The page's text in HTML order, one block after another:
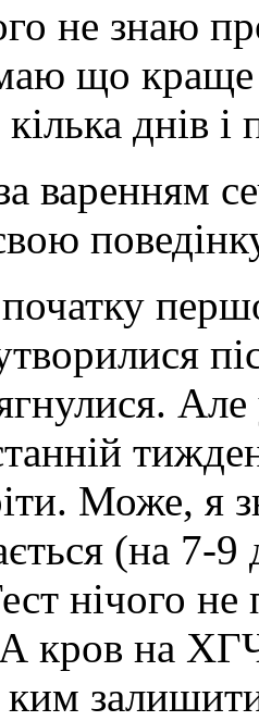
не знаю
що
днів
варенням
Але
Може, я
(на 7-
нічого не
на ХГЧ